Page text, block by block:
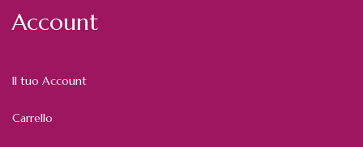
Account
Il tuo Account
Carrello